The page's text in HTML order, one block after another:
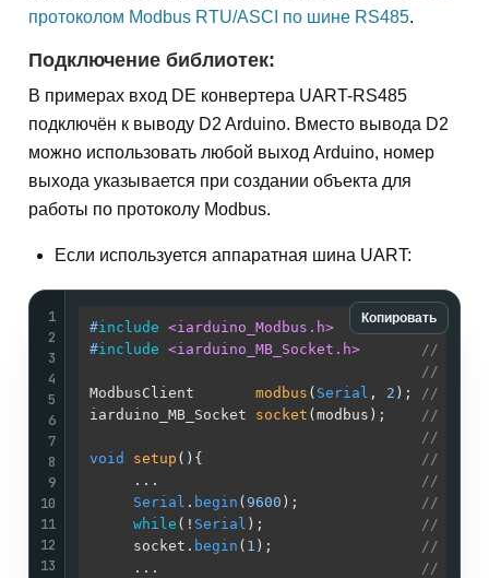
протоколом Modbus RTU/ASCI по шине RS485.
Подключение библиотек:
В примерах вход DE конвертера UART-RS485
подключён к выводу D2 Arduino. Вместо вывода D2
можно использовать любой выход Arduino, номер
выхода указывается при создании объекта для
работы по протоколу Modbus.
Если используется аппаратная шина UART:
Копировать
1
2
3
4
5
6
7
8
9
10
11
12
13
#include <iarduino_Modbus.h>
//
#include <iarduino_MB_Socket.h>
//
//
ModbusClient modbus ( Serial , 2 ) ;
//
iarduino_MB_Socket socket (modbus) ;
//
//
void
setup () {
//
     ...
//
Serial . begin ( 9600 );
//
while (! Serial );
//
     socket.
begin ( 1 );
//
     ...
//